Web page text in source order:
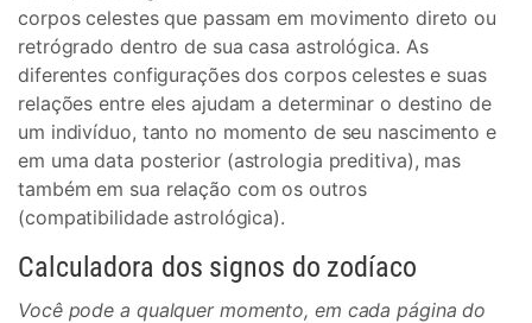
corpos celestes que passam em movimento direto ou
retrógrado dentro de sua casa astrológica. As
diferentes configurações dos corpos celestes e suas
relações entre eles ajudam a determinar o destino de
um indivíduo, tanto no momento de seu nascimento e
em uma data posterior (astrologia preditiva), mas
também em sua relação com os outros
(compatibilidade astrológica).
Calculadora dos signos do zodíaco
Você pode a qualquer momento, em cada página do